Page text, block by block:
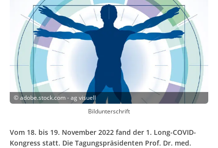
©adobe.stock.com - ag visuell
Bildunterschrift
Vom 18. bis 19. November 2022 fand der 1. Long-COVID-
Kongress statt. Die Tagungspräsidenten Prof. Dr. med.